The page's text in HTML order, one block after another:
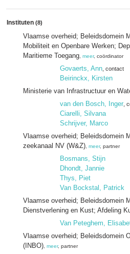
Instituten (8)
Vlaamse overheid; Beleidsdomein
Mobiliteit en Openbare Werken;
Maritieme Toegang meer, coördinator
Govaerts, Ann , contact
Beirinckx, Kirsten
Ministerie van Infrastructuur en
van den Bosch, Inger ,
Ciarelli, Silvana
Schrijver, Marco
Vlaamse overheid; Beleidsdomein
zeekanaal NV (W&Z) meer, partner
Bosmans, Stijn
Dhondt, Jannie
Thys, Piet
Van Bockstal, Patrick
Vlaamse overheid; Beleidsdomein
Dienstverlening en Kust; Afdeling
Van Peteghem,
Vlaamse overheid; Beleidsdomein
(INBO) meer, partner